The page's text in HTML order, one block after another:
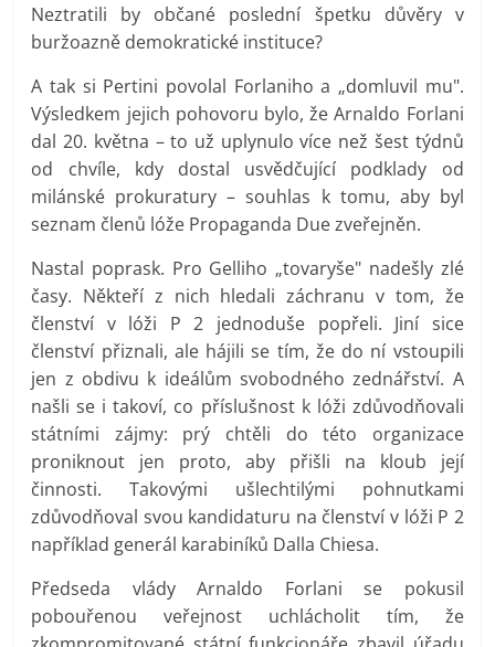
Neztratili by občané poslední špetku důvěry v
buržoazně demokratické instituce?
A tak si Pertini povolal Forlaniho a „domluvil mu".
Výsledkem jejich pohovoru bylo, že Arnaldo Forlani
dal 20. května – to už uplynulo více než šest týdnů
od chvíle, kdy dostal usvědčující podklady od
milánské prokuratury – souhlas k tomu, aby byl
seznam členů lóže Propaganda Due zveřejněn.
Nastal poprask. Pro Gelliho „tovaryše" nadešly zlé
časy. Někteří z nich hledali záchranu v tom, že
členství v lóži P 2 jednoduše popřeli. Jiní sice
členství přiznali, ale hájili se tím, že do ní vstoupili
jen z obdivu k ideálům svobodného zednářství. A
našli se i takoví, co příslušnost k lóži zdůvodňovali
státními zájmy: prý chtěli do této organizace
proniknout jen proto, aby přišli na kloub její
činnosti. Takovými ušlechtilými pohnutkami
zdůvodňoval svou kandidaturu na členství v lóži P 2
například generál karabiníků Dalla Chiesa.
Předseda vlády Arnaldo Forlani se pokusil
pobouřenou veřejnost uchlácholit tím, že